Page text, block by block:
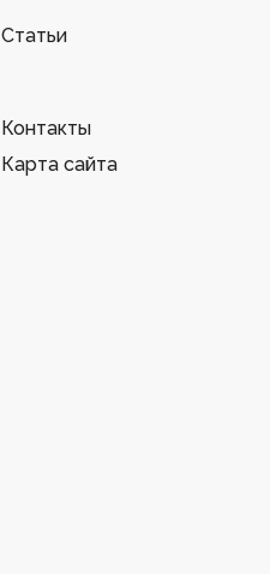
Статьи
Контакты
Карта сайта